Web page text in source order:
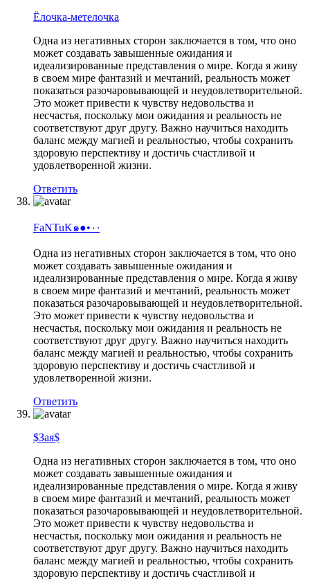
Ёлочка-метелочка
Одна из негативных сторон заключается в том, что оно
может создавать завышенные ожидания и
идеализированные представления о мире. Когда я живу
в своем мире фантазий и мечтаний, реальность может
показаться разочаровывающей и неудовлетворительной.
Это может привести к чувству недовольства и
несчастья, поскольку мои ожидания и реальность не
соответствуют друг другу. Важно научиться находить
баланс между магией и реальностью, чтобы сохранить
здоровую перспективу и достичь счастливой и
удовлетворенной жизни.
Ответить
FaNTuK๑●•٠·
Одна из негативных сторон заключается в том, что оно
может создавать завышенные ожидания и
идеализированные представления о мире. Когда я живу
в своем мире фантазий и мечтаний, реальность может
показаться разочаровывающей и неудовлетворительной.
Это может привести к чувству недовольства и
несчастья, поскольку мои ожидания и реальность не
соответствуют друг другу. Важно научиться находить
баланс между магией и реальностью, чтобы сохранить
здоровую перспективу и достичь счастливой и
удовлетворенной жизни.
Ответить
$Зая$
Одна из негативных сторон заключается в том, что оно
может создавать завышенные ожидания и
идеализированные представления о мире. Когда я живу
в своем мире фантазий и мечтаний, реальность может
показаться разочаровывающей и неудовлетворительной.
Это может привести к чувству недовольства и
несчастья, поскольку мои ожидания и реальность не
соответствуют друг другу. Важно научиться находить
баланс между магией и реальностью, чтобы сохранить
здоровую перспективу и достичь счастливой и